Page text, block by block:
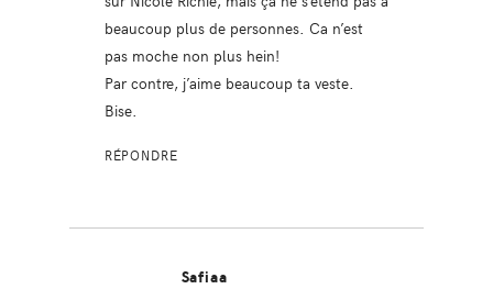
beaucoup plus de personnes. Ca n’est
pas moche non plus hein!
Par contre, j’aime beaucoup ta veste.
Bise.
RÉPONDRE
Safiaa